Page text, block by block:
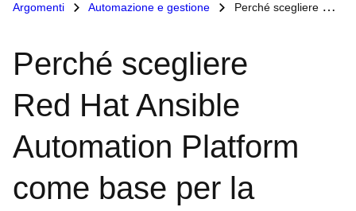
Argomenti Automazione e gestione Perché scegliere Red Hat Ansible Automation Platform come base per la tecnologia IA?
Perché scegliere
Red Hat Ansible
Automation Platform
come base per la